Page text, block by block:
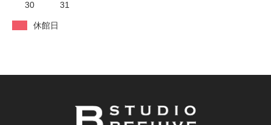
30
31
休館日